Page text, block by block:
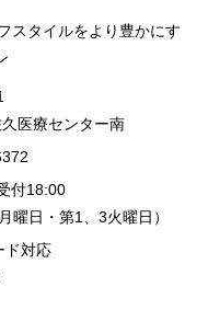
スタイルをより豊かにす
医療センター南
付18:00
曜日・第1、3火曜日）
ド対応